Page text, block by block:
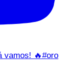
vamos! 🔥#oro